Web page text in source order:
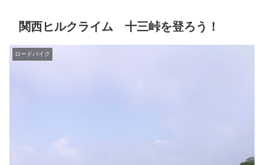
関西ヒルクライム 十三峠を登ろう！
ロードバイク